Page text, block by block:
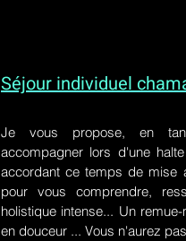
Séjour individuel
Je vous propose, en
accompagner lors d'une
accordant ce temps de mise
pour vous comprendre,
holistique intense... Un
en douceur ... Vous n'aurez